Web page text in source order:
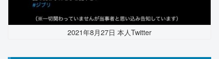
2021年8月27日 本人Twitter